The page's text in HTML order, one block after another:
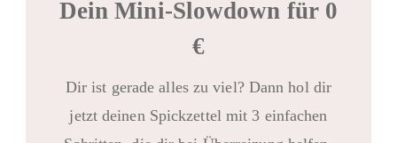
Dein Mini-Slowdown für 0
€
Dir ist gerade alles zu viel? Dann hol dir
jetzt deinen Spickzettel mit 3 einfachen